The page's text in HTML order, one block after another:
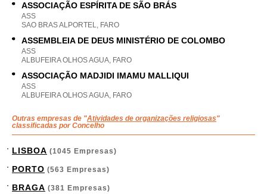
ASSOCIAÇÃO ESPÍRITA DE SÃO BRÁS
ASS
SAO BRAS ALPORTEL, FARO
ASSEMBLEIA DE DEUS MINISTÉRIO DE COLOMBO
ASS
ALBUFEIRA OLHOS AGUA, FARO
ASSOCIAÇÃO MADJIDI IMAMU MALLIQUI
ASS
ALBUFEIRA OLHOS AGUA, FARO
Outras empresas de "Atividades de organizações religiosas"
classificadas por Concelho
LISBOA (1045 Empresas)
PORTO (563 Empresas)
BRAGA (381 Empresas)